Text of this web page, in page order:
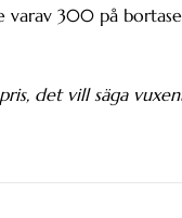
varav 300 på
det vill säga